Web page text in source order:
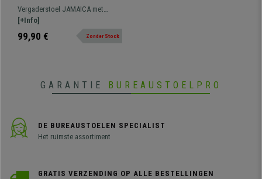
Zonder Armleuningen,
Stevig en Comfortabel,
Rood
Vergaderstoel JAMAICA met
maximaal comfort en gemak, een
model dat opvalt door zijn design,
kwaliteit en stevigheid. Metalen
[+Info]
99,90 € Zonder Stock
GARANTIE BUREAUSTOELPRO
DE BUREAUSTOELEN SPECIALIST
Het ruimste assortiment
GRATIS VERZENDING OP ALLE BESTELLINGEN